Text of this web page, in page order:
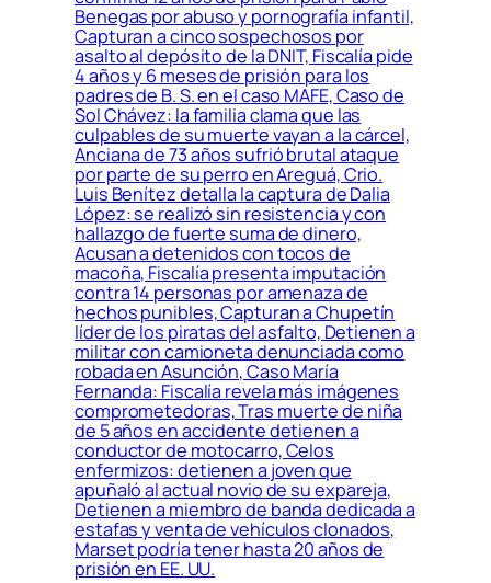
Benegas por abuso y pornografía infantil,
Capturan a cinco sospechosos por
asalto al depósito de la DNIT, Fiscalía pide
4 años y 6 meses de prisión para los
padres de B. S. en el caso MAFE, Caso de
Sol Chávez: la familia clama que las
culpables de su muerte vayan a la cárcel,
Anciana de 73 años sufrió brutal ataque
por parte de su perro en Areguá, Crio.
Luis Benítez detalla la captura de Dalia
López: se realizó sin resistencia y con
hallazgo de fuerte suma de dinero,
Acusan a detenidos con tocos de
macoña, Fiscalía presenta imputación
contra 14 personas por amenaza de
hechos punibles, Capturan a Chupetín
líder de los piratas del asfalto, Detienen a
militar con camioneta denunciada como
robada en Asunción, Caso María
Fernanda: Fiscalía revela más imágenes
comprometedoras, Tras muerte de niña
de 5 años en accidente detienen a
conductor de motocarro, Celos
enfermizos: detienen a joven que
apuñaló al actual novio de su expareja,
Detienen a miembro de banda dedicada a
estafas y venta de vehículos clonados,
Marset podría tener hasta 20 años de
prisión en EE. UU.